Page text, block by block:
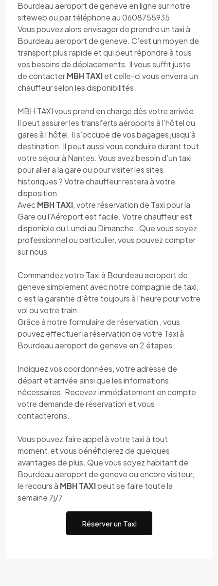
Bourdeau aeroport de geneve en ligne sur notre
siteweb ou par téléphone au 0608755935
Vous pouvez alors envisager de prendre un taxi à
Bourdeau aeroport de geneve. C’est un moyen de
transport plus rapide et qui peut répondre à tous
vos besoins de déplacements. Il vous suffit juste
de contacterMBH TAXIet celle-ci vous enverra un
chauffeur selon les disponibilités.
MBH TAXI vous prend en charge dès votre arrivée.
Il peut assurer les transferts aéroports à l’hôtel ou
gares à l’hôtel. Il s’occupe de vos bagages jusqu’à
destination. Il peut aussi vous conduire durant tout
votre séjour à Nantes. Vous avez besoin d’un taxi
pour aller a la gare ou pour visiter les sites
historiques ? Votre chauffeur restera à votre
disposition.
AvecMBH TAXI, votre réservation de Taxi pour la
Gare ou l’Aéroport est facile. Votre chauffeur est
disponible du Lundi au Dimanche . Que vous soyez
professionnel ou particulier, vous pouvez compter
sur nous
Commandez votre Taxi à Bourdeau aeroport de
geneve simplement avec notre compagnie de taxi,
c’est la garantie d’être toujours à l’heure pour votre
vol ou votre train.
Grâce à notre formulaire de réservation , vous
pouvez effectuer la réservation de votre Taxi à
Bourdeau aeroport de geneve en 2 étapes :
Indiquez vos coordonnées, votre adresse de
départ et arrivée ainsi que les informations
nécessaires. Recevez immédiatement en compte
votre demande de réservation et vous
contacterons.
Vous pouvez faire appel à votre taxi à tout
moment.et vous bénéficierez de quelques
avantages de plus. Que vous soyez habitant de
Bourdeau aeroport de geneve ou encore visiteur,
le recours à MBH TAXIpeut se faire toute la
semaine 7j/7
Réserver un Taxi